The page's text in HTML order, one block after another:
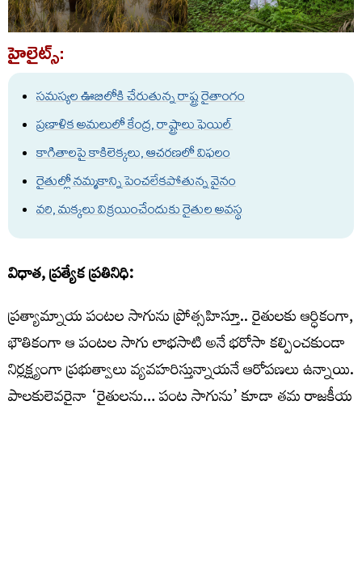
హైలైట్స్:
సమస్యల ఊబిలోకి చేరుతున్న రాష్ట్ర రైతాంగం
ప్రణాళిక అమలులో కేంద్ర, రాష్ట్రాలు ఫెయిల్
కాగితాలపై కాకిలెక్కలు, ఆచరణలో విఫలం
రైతుల్లో నమ్మకాన్ని పెంచలేకపోతున్న వైనం
వరి, మక్కలు విక్రయించేందుకు రైతుల అవస్థ
విధాత, ప్రత్యేక ప్రతినిధి:
ప్రత్యామ్నాయ పంటల సాగును ప్రోత్సహిస్తూ.. రైతులకు ఆర్ధికంగా,
భౌతికంగా ఆ పంటల సాగు లాభసాటి అనే భరోసా కల్పించకుండా
నిర్లక్ష్యంగా ప్రభుత్వాలు వ్యవహరిస్తున్నాయనే ఆరోపణలు ఉన్నాయి.
పాలకులెవరైనా ‘రైతులను… పంట సాగును’ కూడా తమ రాజకీయ